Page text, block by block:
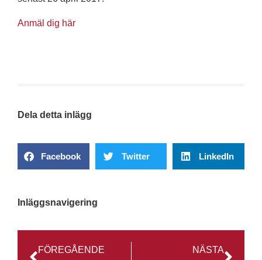
Anmäl dig här
Dela detta inlägg
Facebook Twitter LinkedIn
Inläggsnavigering
FÖREGÅENDE NÄSTA